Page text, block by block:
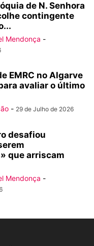
de N. Senhora
contingente
Mendonça -
EMRC no Algarve
avaliar o último
- 29 de Julho de 2026
desafiou
que arriscam
Mendonça -